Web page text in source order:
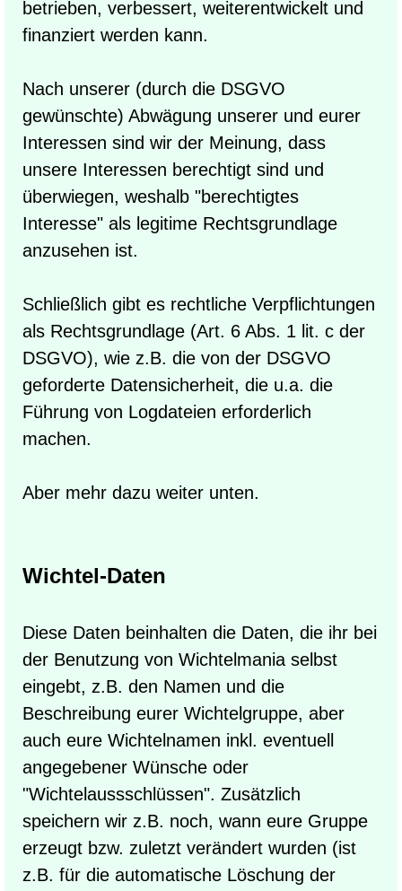
betrieben, verbessert, weiterentwickelt und
finanziert werden kann.
Nach unserer (durch die DSGVO
gewünschte) Abwägung unserer und eurer
Interessen sind wir der Meinung, dass
unsere Interessen berechtigt sind und
überwiegen, weshalb "berechtigtes
Interesse" als legitime Rechtsgrundlage
anzusehen ist.
Schließlich gibt es rechtliche Verpflichtungen
als Rechtsgrundlage (Art. 6 Abs. 1 lit. c der
DSGVO), wie z.B. die von der DSGVO
geforderte Datensicherheit, die u.a. die
Führung von Logdateien erforderlich
machen.
Aber mehr dazu weiter unten.
Wichtel-Daten
Diese Daten beinhalten die Daten, die ihr bei
der Benutzung von Wichtelmania selbst
eingebt, z.B. den Namen und die
Beschreibung eurer Wichtelgruppe, aber
auch eure Wichtelnamen inkl. eventuell
angegebener Wünsche oder
"Wichtelaussschlüssen". Zusätzlich
speichern wir z.B. noch, wann eure Gruppe
erzeugt bzw. zuletzt verändert wurden (ist
z.B. für die automatische Löschung der